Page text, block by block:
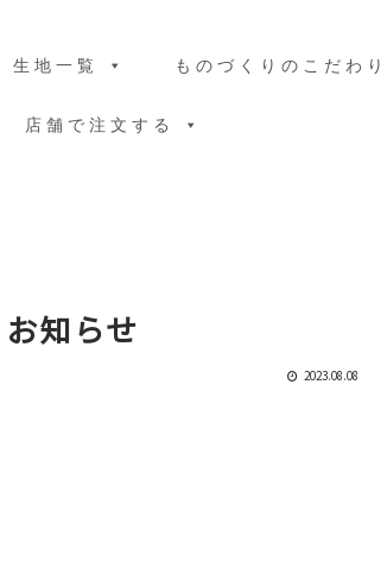
生地一覧 ものづくりのこだわり
店舗で注文する
知らせ
2023.08.08